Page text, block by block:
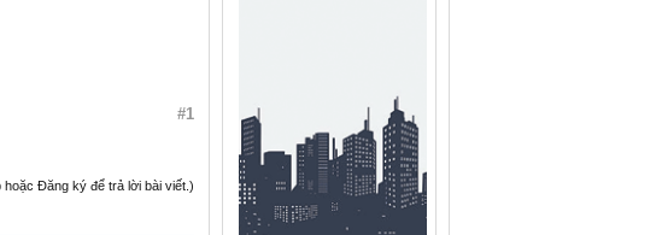
#1
hoặc Đăng ký để trả lời bài viết.)